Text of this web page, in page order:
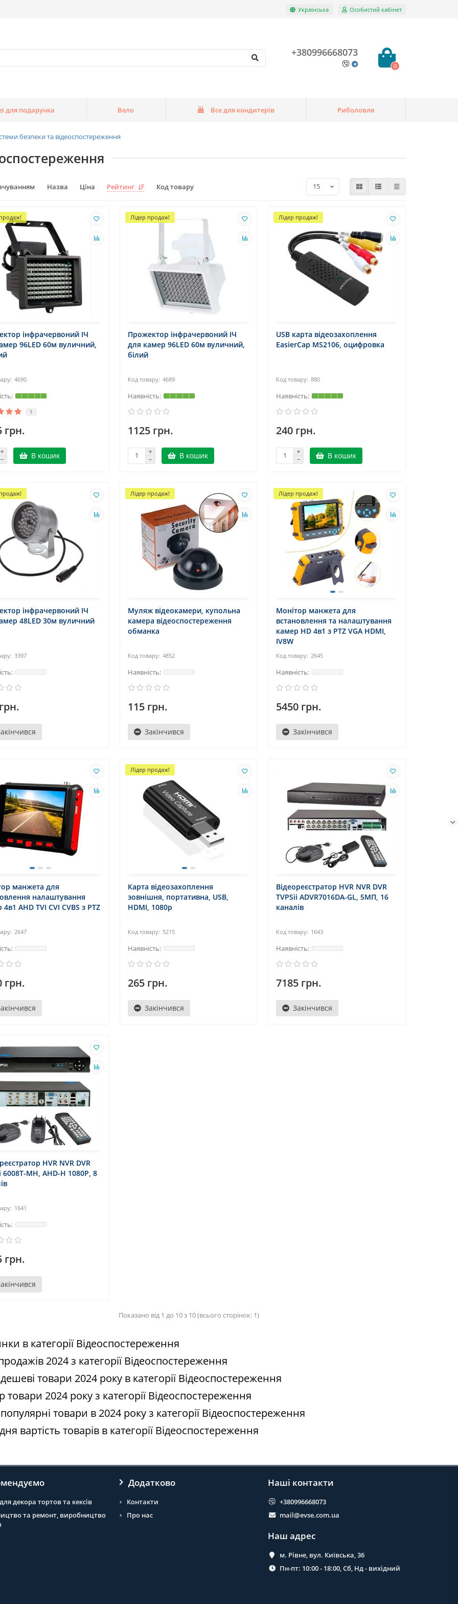
Українська Особистий кабінет
+380996668073
0
для подарунка Вело Все для кондитерів Риболовля
безпеки та відеоспостереження
Назва Ціна Рейтинг Код товару
інфрачервоний ІЧ
96LED 60м вуличний,
4690
1
грн.
В кошик
Лідер продаж!
Прожектор інфрачервоний ІЧ
для камер 96LED 60м вуличний,
білий
4689
1125 грн.
В кошик
Лідер продаж!
USB карта відеозахоплення
EasierCap MS2106, оцифровка
880
240 грн.
В кошик
інфрачервоний ІЧ
48LED 30м вуличний
3397
Лідер продаж!
Муляж відеокамери, купольна
камера відеоспостереження
обманка
4852
115 грн.
Закінчився
Лідер продаж!
Монітор манжета для
встановлення та налаштування
камер HD 4в1 з PTZ VGA HDMI,
IV8W
2645
5450 грн.
Закінчився
манжета для
налаштування
AHD TVI CVI CVBS з PTZ
2647
грн.
Лідер продаж!
Карта відеозахоплення
зовнішня, портативна, USB,
HDMI, 1080p
5215
265 грн.
Закінчився
Відеореєстратор HVR NVR DVR
TVPSii ADVR7016DA-GL, 5МП, 16
каналів
1643
7185 грн.
Закінчився
HVR NVR DVR
6008T-MH, AHD-H 1080P, 8
1641
грн.
Показано від 1 до 10 з 10 (всього сторінок: 1)
в категорії Відеоспостереження
2024 з категорії Відеоспостереження
товари 2024 року в категорії Відеоспостереження
товари 2024 року з категорії Відеоспостереження
товари в 2024 року з категорії Відеоспостереження
вартість товарів в категорії Відеоспостереження
декора тортов та кексів
та ремонт, виробництво
Додатково
Контакти
Про нас
Наші контакти
+380996668073
mail@evse.com.ua
Наш адрес
м. Рівне, вул. Київська, 36
Пн-пт: 10:00 - 18:00, Сб, Нд - вихідний